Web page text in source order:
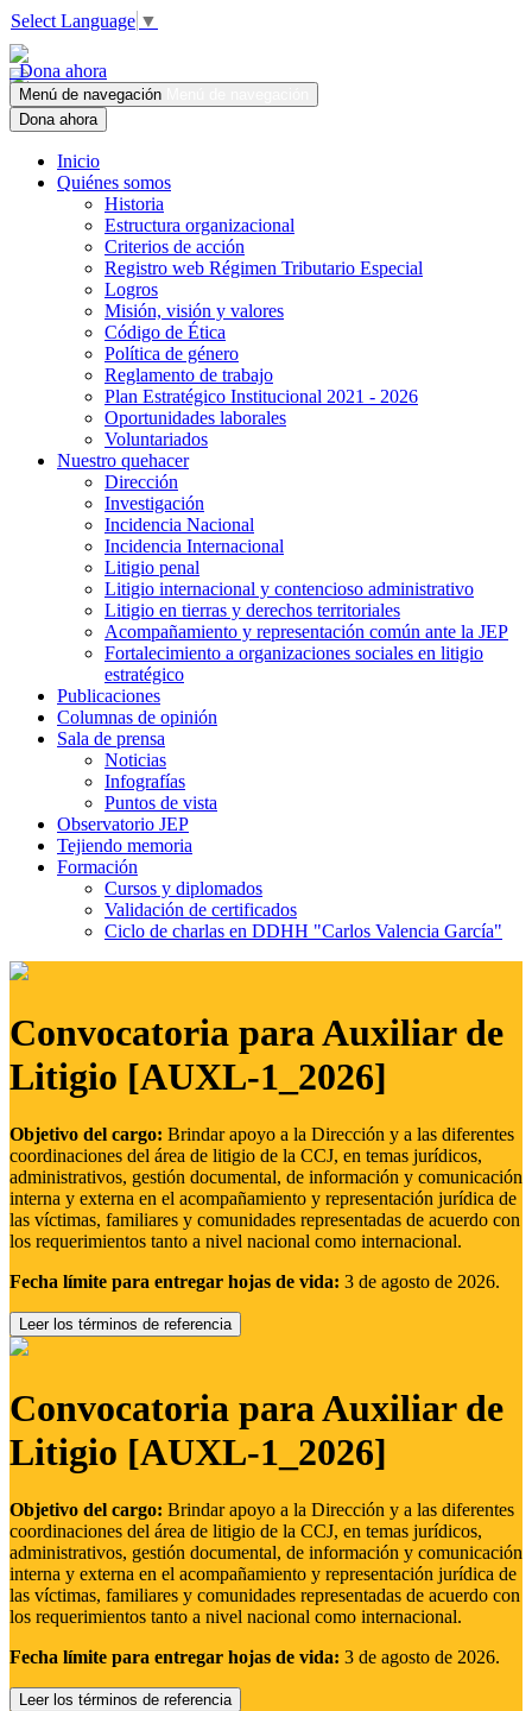
Select Language ▼
Dona ahora
Menú de navegación
Dona ahora
Inicio
Quiénes somos
Historia
Estructura organizacional
Criterios de acción
Registro web Régimen Tributario Especial
Logros
Misión, visión y valores
Código de Ética
Política de género
Reglamento de trabajo
Plan Estratégico Institucional 2021 - 2026
Oportunidades laborales
Voluntariados
Nuestro quehacer
Dirección
Investigación
Incidencia Nacional
Incidencia Internacional
Litigio penal
Litigio internacional y contencioso administrativo
Litigio en tierras y derechos territoriales
Acompañamiento y representación común ante la JEP
Fortalecimiento a organizaciones sociales en litigio
estratégico
Publicaciones
Columnas de opinión
Sala de prensa
Noticias
Infografías
Puntos de vista
Observatorio JEP
Tejiendo memoria
Formación
Cursos y diplomados
Validación de certificados
Ciclo de charlas en DDHH "Carlos Valencia García"
Convocatoria para Auxiliar de
Litigio [AUXL-1_2026]
Objetivo del cargo: Brindar apoyo a la Dirección y a las diferentes
coordinaciones del área de litigio de la CCJ, en temas jurídicos,
administrativos, gestión documental, de información y comunicación
interna y externa en el acompañamiento y representación jurídica de
las víctimas, familiares y comunidades representadas de acuerdo con
los requerimientos tanto a nivel nacional como internacional.
Fecha límite para entregar hojas de vida: 3 de agosto de 2026.
Leer los términos de referencia
Convocatoria para Auxiliar de
Litigio [AUXL-1_2026]
Objetivo del cargo: Brindar apoyo a la Dirección y a las diferentes
coordinaciones del área de litigio de la CCJ, en temas jurídicos,
administrativos, gestión documental, de información y comunicación
interna y externa en el acompañamiento y representación jurídica de
las víctimas, familiares y comunidades representadas de acuerdo con
los requerimientos tanto a nivel nacional como internacional.
Fecha límite para entregar hojas de vida: 3 de agosto de 2026.
Leer los términos de referencia